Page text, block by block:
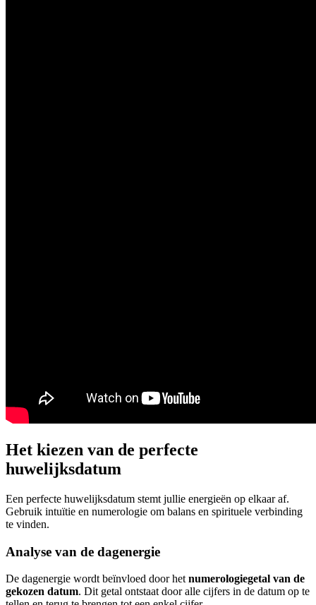
Het kiezen van de perfecte
huwelijksdatum
Een perfecte huwelijksdatum stemt jullie energieën op elkaar af.
Gebruik intuïtie en numerologie om balans en spirituele verbinding
te vinden.
Analyse van de dagenergie
De dagenergie wordt beïnvloed door hetnumerologiegetal van de
gekozen datum. Dit getal ontstaat door alle cijfers in de datum op te